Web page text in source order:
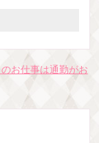
お仕事は通勤がお